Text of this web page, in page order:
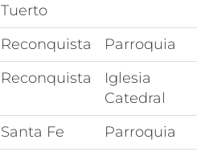
Tuerto
Reconquista Parroquia
Reconquista
Iglesia
Catedral
Santa Fe Parroquia